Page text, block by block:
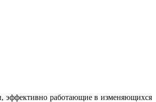
эффективно работающие в изменяющихся